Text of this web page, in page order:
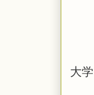
大